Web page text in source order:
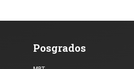
Posgrados